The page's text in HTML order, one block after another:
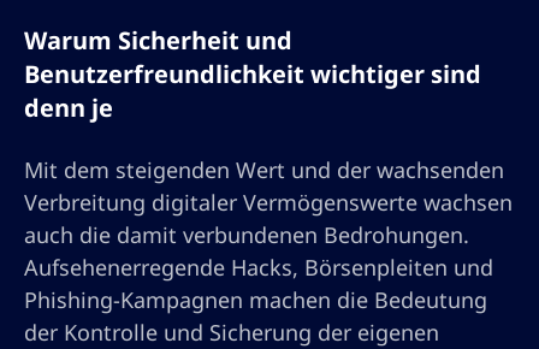
Warum Sicherheit und
Benutzerfreundlichkeit wichtiger sind
denn je
Mit dem steigenden Wert und der wachsenden
Verbreitung digitaler Vermögenswerte wachsen
auch die damit verbundenen Bedrohungen.
Aufsehenerregende Hacks, Börsenpleiten und
Phishing-Kampagnen machen die Bedeutung
der Kontrolle und Sicherung der eigenen